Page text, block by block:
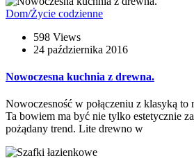
Dom/Życie codzienne
598 Views
24 października 2016
Nowoczesna kuchnia z drewna.
Nowoczesność w połączeniu z klasyką
Ta bowiem ma być nie tylko estetycznie
pożądany trend. Lite drewno w